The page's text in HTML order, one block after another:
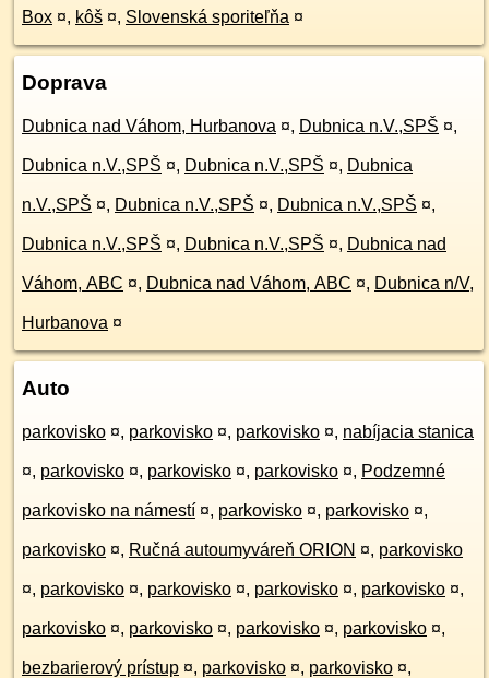
Box ¤, kôš ¤, Slovenská sporiteľňa ¤
Doprava
Dubnica nad Váhom, Hurbanova ¤, Dubnica n.V.,SPŠ ¤,
Dubnica n.V.,SPŠ ¤, Dubnica n.V.,SPŠ ¤, Dubnica
n.V.,SPŠ ¤, Dubnica n.V.,SPŠ ¤, Dubnica n.V.,SPŠ ¤,
Dubnica n.V.,SPŠ ¤, Dubnica n.V.,SPŠ ¤, Dubnica nad
Váhom, ABC ¤, Dubnica nad Váhom, ABC ¤, Dubnica n/V,
Hurbanova ¤
Auto
parkovisko ¤, parkovisko ¤, parkovisko ¤, nabíjacia stanica
¤, parkovisko ¤, parkovisko ¤, parkovisko ¤, Podzemné
parkovisko na námestí ¤, parkovisko ¤, parkovisko ¤,
parkovisko ¤, Ručná autoumyváreň ORION ¤, parkovisko
¤, parkovisko ¤, parkovisko ¤, parkovisko ¤, parkovisko ¤,
parkovisko ¤, parkovisko ¤, parkovisko ¤, parkovisko ¤,
bezbarierový prístup ¤, parkovisko ¤, parkovisko ¤,